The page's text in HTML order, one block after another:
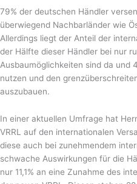
79% der deutschen Händler
überwiegend Nachbarländer wie
Allerdings liegt der Anteil der
der Hälfte dieser Händler bei nur
Ausbaumöglichkeiten sind da und
nutzen und den
auszubauen.
In einer aktuellen Umfrage hat
VRRL auf den internationalen
diese auch bei zunehmendem
schwache Auswirkungen für die
nur 11,1% an eine Zunahme des